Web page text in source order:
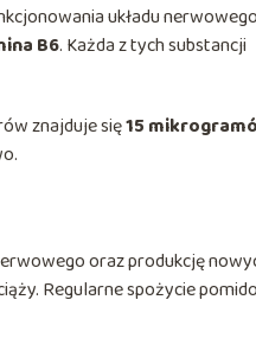
układu
B6. Każda z tych substancji
znajduje się15
oraz produkcję
Regularne spożycie